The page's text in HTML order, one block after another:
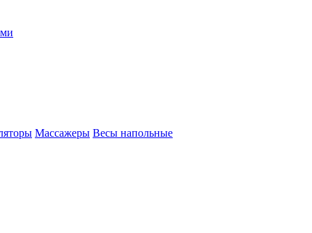
Массажеры Весы напольные